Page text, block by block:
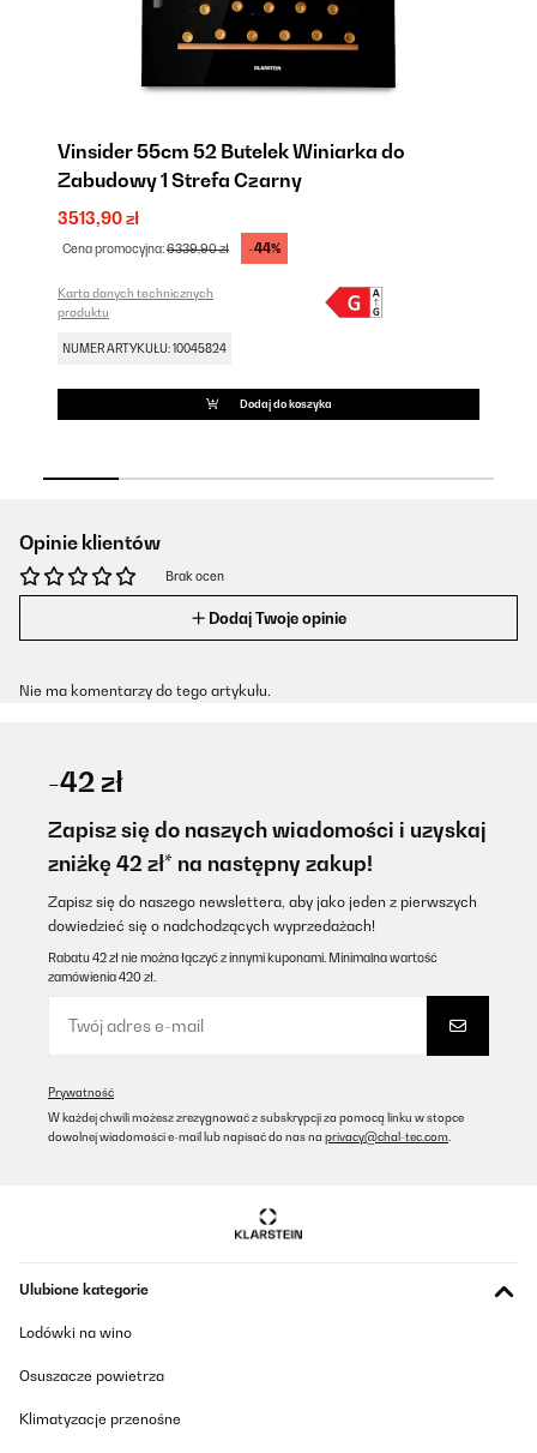
Vinsider 55cm 52 Butelek Winiarka do
Zabudowy 1 Strefa Czarny
3513,90 zł
Cena promocyjna:6339,90 zł -44%
Karta danych technicznych
produktu
NUMER ARTYKUŁU: 10045824
Dodaj do koszyka
Opinie klientów
Brak ocen
Dodaj Twoje opinie
Nie ma komentarzy do tego artykułu.
-42 zł
Zapisz się do naszych wiadomości i uzyskaj
zniżkę 42 zł* na następny zakup!
Zapisz się do naszego newslettera, aby jako jeden z pierwszych
dowiedzieć się o nadchodzących wyprzedażach!
Rabatu 42 zł nie można łączyć z innymi kuponami. Minimalna wartość
zamówienia 420 zł.
Prywatność
W każdej chwili możesz zrezygnować z subskrypcji za pomocą linku w stopce
dowolnej wiadomości e-mail lub napisać do nas na privacy@chal-tec.com
Ulubione kategorie
Lodówki na wino
Osuszacze powietrza
Klimatyzacje przenośne